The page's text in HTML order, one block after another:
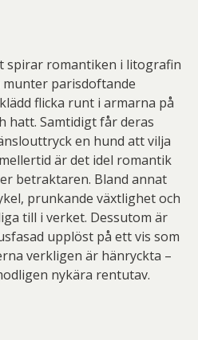
spirar romantiken i litografin
munter parisdoftande
flicka runt i armarna på
hatt. Samtidigt får deras
en hund att vilja
är det idel romantik
betraktaren. Bland annat
prunkande växtlighet och
till i verket. Dessutom är
upplöst på ett vis som
verkligen är hänryckta –
nykära rentutav.